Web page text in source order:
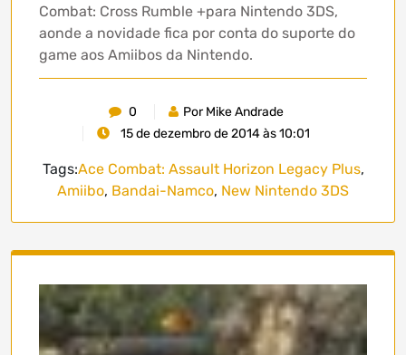
Combat: Cross Rumble +para Nintendo 3DS,
aonde a novidade fica por conta do suporte do
game aos Amiibos da Nintendo.
0
Por Mike Andrade
15 de dezembro de 2014 às 10:01
Tags:Ace Combat: Assault Horizon Legacy Plus,
Amiibo, Bandai-Namco, New Nintendo 3DS